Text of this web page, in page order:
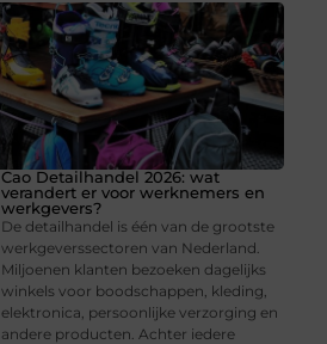
Cao Detailhandel 2026: wat
verandert er voor werknemers en
werkgevers?
De detailhandel is één van de grootste
werkgeverssectoren van Nederland.
Miljoenen klanten bezoeken dagelijks
winkels voor boodschappen, kleding,
elektronica, persoonlijke verzorging en
andere producten. Achter iedere